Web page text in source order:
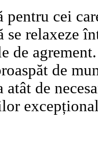
pentru cei
se relaxeze
de
de
atât de